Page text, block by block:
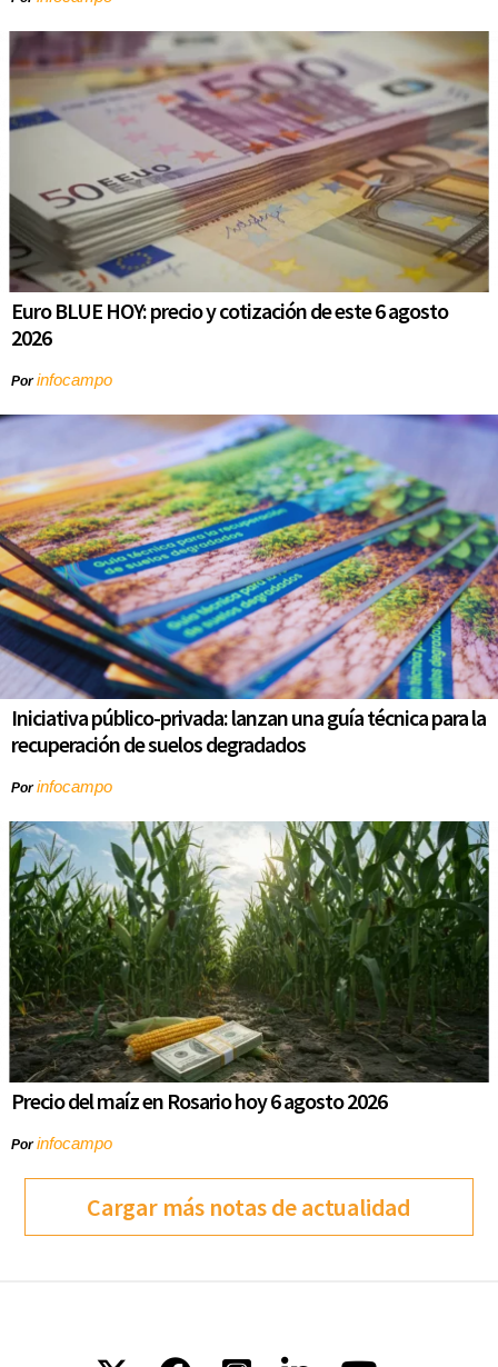
Euro BLUE HOY: precio y cotización de este 6 agosto
2026
Porinfocampo
Iniciativa público-privada: lanzan una guía técnica para la
recuperación de suelos degradados
Porinfocampo
Precio del maíz en Rosario hoy 6 agosto 2026
Porinfocampo
Cargar más notas de actualidad